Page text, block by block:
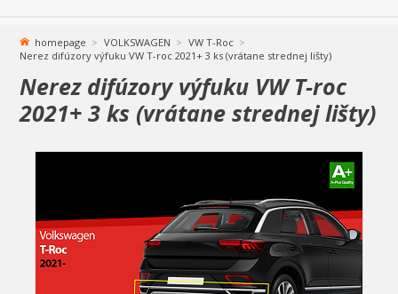
homepage VOLKSWAGEN
VW T-Roc
Nerez difúzory výfuku VW T-roc 2021+ 3 ks (vrátane strednej lišty)
Nerez difúzory výfuku VW T-roc
2021+ 3 ks (vrátane strednej lišty)